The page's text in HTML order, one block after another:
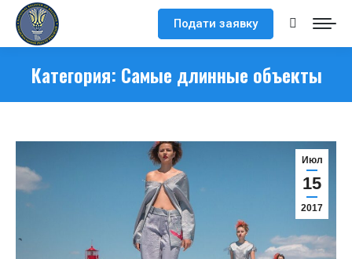
Подати заявку Поиск:
Категория: Самые длинные объекты
Июл
15
2017